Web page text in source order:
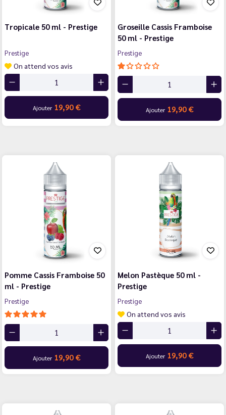
Tropicale 50 ml - Prestige
Prestige
On attend vos avis
Ajouter 19,90 €
Groseille Cassis Framboise
50 ml - Prestige
Prestige
Ajouter 19,90 €
Pomme Cassis Framboise 50
ml - Prestige
Prestige
Ajouter 19,90 €
Melon Pastèque 50 ml -
Prestige
Prestige
On attend vos avis
Ajouter 19,90 €